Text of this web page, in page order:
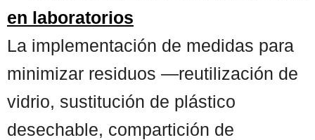
en laboratorios
La implementación de medidas para
minimizar residuos —reutilización de
vidrio, sustitución de plástico
desechable, compartición de